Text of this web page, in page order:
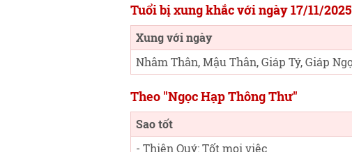
Tuổi bị xung khắc với ngày 17/11/2025
Xung với ngày
Nhâm Thân, Mậu Thân, Giáp Tý, Giáp
Theo "Ngọc Hạp Thông Thư"
Sao tốt
- Thiên Quý: Tốt mọi việc